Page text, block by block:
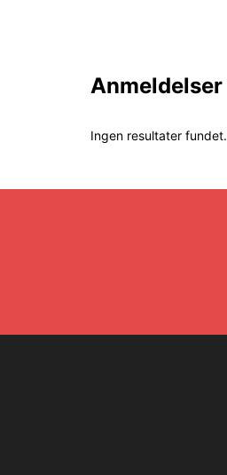
Anmeldelser
Ingen resultater fundet.